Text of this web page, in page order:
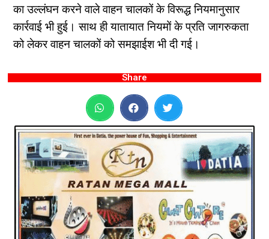
का उल्लंघन करने वाले वाहन चालकों के विरूद्ध नियमानुसार
कार्रवाई भी हुई। साथ ही यातायात नियमों के प्रति जागरुकता
को लेकर वाहन चालकों को समझाईश भी दी गई।
Share